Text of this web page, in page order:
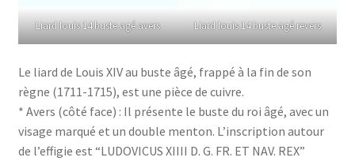
Liard louis 14 buste agé avers Liard louis 14 buste agé revers
Le liard de Louis XIV au buste âgé, frappé à la fin de son
règne (1711-1715), est une pièce de cuivre.
* Avers (côté face) : Il présente le buste du roi âgé, avec un
visage marqué et un double menton. L’inscription autour
de l’effigie est “LUDOVICUS XIIII D. G. FR. ET NAV. REX”